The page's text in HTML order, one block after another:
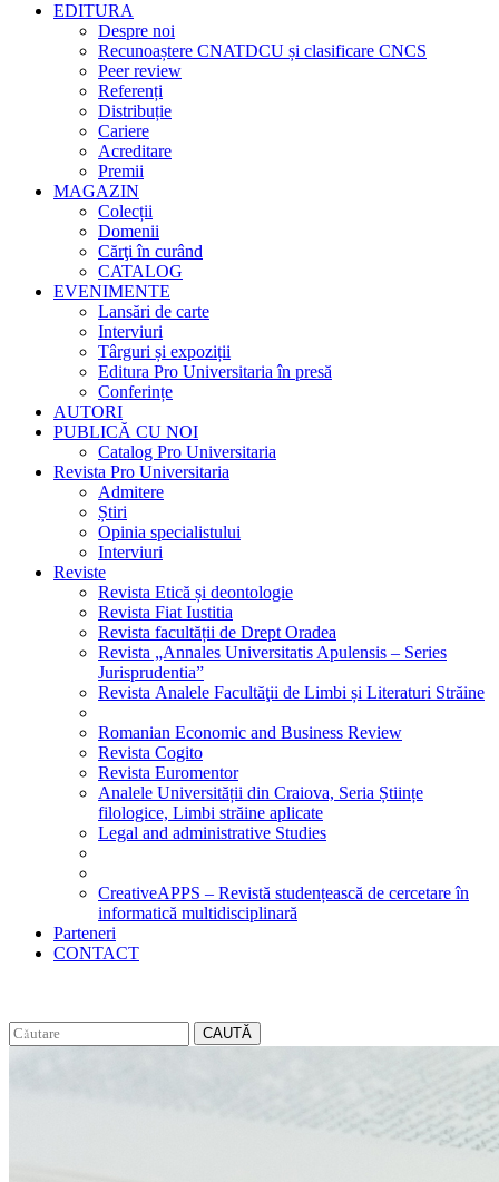
EDITURA
Despre noi
Recunoaștere CNATDCU și clasificare CNCS
Peer review
Referenți
Distribuție
Cariere
Acreditare
Premii
MAGAZIN
Colecții
Domenii
Cărţi în curând
CATALOG
EVENIMENTE
Lansări de carte
Interviuri
Târguri și expoziții
Editura Pro Universitaria în presă
Conferințe
AUTORI
PUBLICĂ CU NOI
Catalog Pro Universitaria
Revista Pro Universitaria
Admitere
Știri
Opinia specialistului
Interviuri
Reviste
Revista Etică și deontologie
Revista Fiat Iustitia
Revista facultății de Drept Oradea
Revista „Annales Universitatis Apulensis – Series
Jurisprudentia”
Revista Analele Facultăţii de Limbi și Literaturi Străine
Romanian Economic and Business Review
Revista Cogito
Revista Euromentor
Analele Universității din Craiova, Seria Științe
filologice, Limbi străine aplicate
Legal and administrative Studies
CreativeAPPS – Revistă studențească de cercetare în
informatică multidisciplinară
Parteneri
CONTACT
CAUTĂ